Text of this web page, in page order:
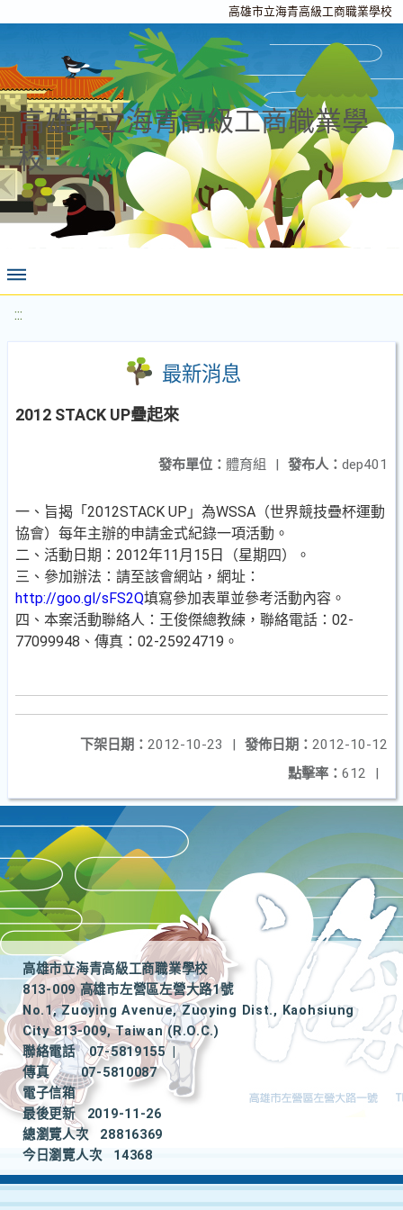
高雄市立海青高級工商職業學校
高雄市立海青高級工商職業學
校
:::
最新消息
2012 STACK UP疊起來
發布人： dep401
發布單位： 體育組 |
一、旨揭「2012STACK UP」為WSSA（世界競技疊杯運動
協會）每年主辦的申請金式紀錄一項活動。
二、活動日期：2012年11月15日（星期四）。
三、參加辦法：請至該會網站，網址：
http://goo.gl/sFS2Q填寫參加表單並參考活動內容。
四、本案活動聯絡人：王俊傑總教練，聯絡電話：02-
77099948、傳真：02-25924719。
發佈日期： 2012-10-12
下架日期： 2012-10-23
|
點擊率： 612 |
高雄市立海青高級工商職業學校
813-009 高雄市左營區左營大路1號
No.1, Zuoying Avenue, Zuoying Dist., Kaohsiung
City 813-009, Taiwan (R.O.C.)
聯絡電話
07-5819155
|
傳真
07-5810087
電子信箱
最後更新
2019-11-26
總瀏覽人次
28816369
今日瀏覽人次
14368